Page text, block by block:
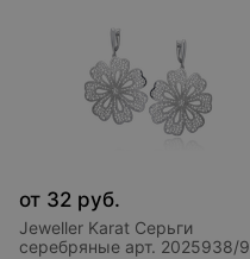
от 32 руб.
Jeweller Karat Серьги
серебряные арт. 2025938/9